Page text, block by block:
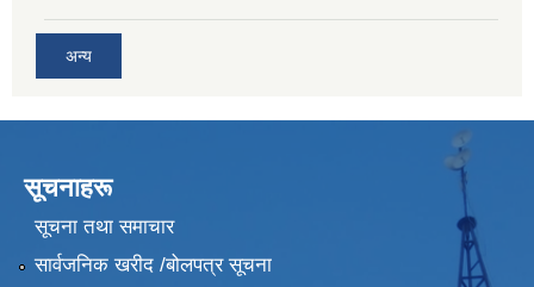
अन्य
सूचनाहरू
सूचना तथा समाचार
सार्वजनिक खरीद /बोलपत्र सूचना